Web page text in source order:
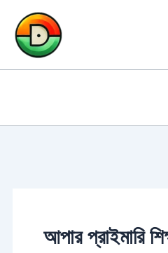
content
আপার প্রাইমারি